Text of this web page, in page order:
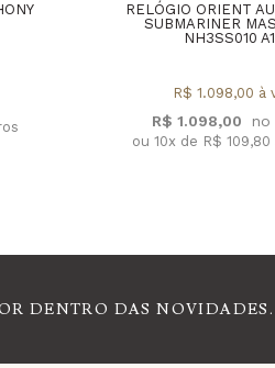
RELÓGIO ORIENT
SUBMARINER
NH3SS010
R$ 1.098,00
R$ 1.098,00 à
ou 10x de R$
DENTRO DAS NOVIDADES.